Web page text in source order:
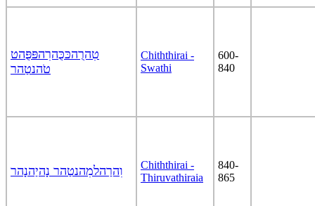
טִהרֻהכּכֻּהרִהפּפֻּהט
טֹהנטַהר
Chiththirai -
Swathi
600-
840
וִהרַהלמִהנטַהר נָהיַהנָהר
Chiththirai -
Thiruvathiraia
840-
865